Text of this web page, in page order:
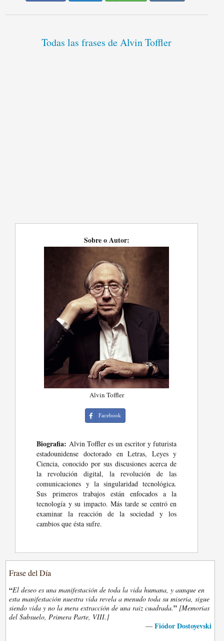
Todas las frases de Alvin Toffler
Sobre o Autor:
Alvin Toffler
Facebook
Biografia: Alvin Toffler es un escritor y futurista
estadounidense doctorado en Letras, Leyes y
Ciencia, conocido por sus discusiones acerca de
la revolución digital, la revolución de las
comunicaciones y la singularidad tecnológica.
Sus primeros trabajos están enfocados a la
tecnología y su impacto. Más tarde se centró en
examinar la reacción de la sociedad y los
cambios que ésta sufre.
Frase del Día
“El deseo es una manifestación de toda la vida humana, y aunque en
esta manifestación nuestra vida revela a menudo toda su miseria, sigue
siendo vida y no la mera extracción de una raiz cuadrada.” [Memorias
del Subsuelo, Primera Parte, VIII.]
— Fiódor Dostoyevski